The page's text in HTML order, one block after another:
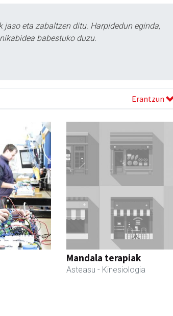
jaso eta zabaltzen ditu. Harpidedun eginda,
babestuko duzu.
Erantzun
Mandala terapiak
Asteasu - Kinesiologia